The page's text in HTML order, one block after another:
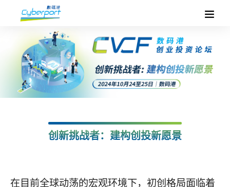
创新挑战者：建构创投新愿景
在目前全球动荡的宏观环境下，初创格局面临着